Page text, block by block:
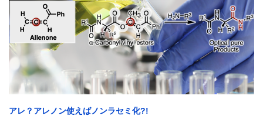
アレ？アレノン使えばノンラセミ化?!